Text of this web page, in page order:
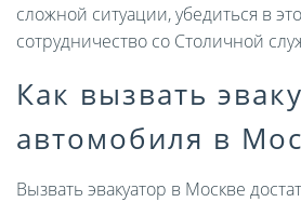
сложной ситуации, убедиться в
сотрудничество со Столичной
Как вызвать
автомобиля в
Вызвать эвакуатор в Москве